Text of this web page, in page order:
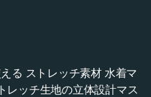
る ストレッチ素材 水着マ
レッチ生地の立体設計マス